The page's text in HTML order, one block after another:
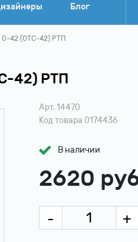
Блог
0-42 (ОТС-42) РТП
42) РТП
Арт. 14470
Код товара 0174436
В наличии
2620